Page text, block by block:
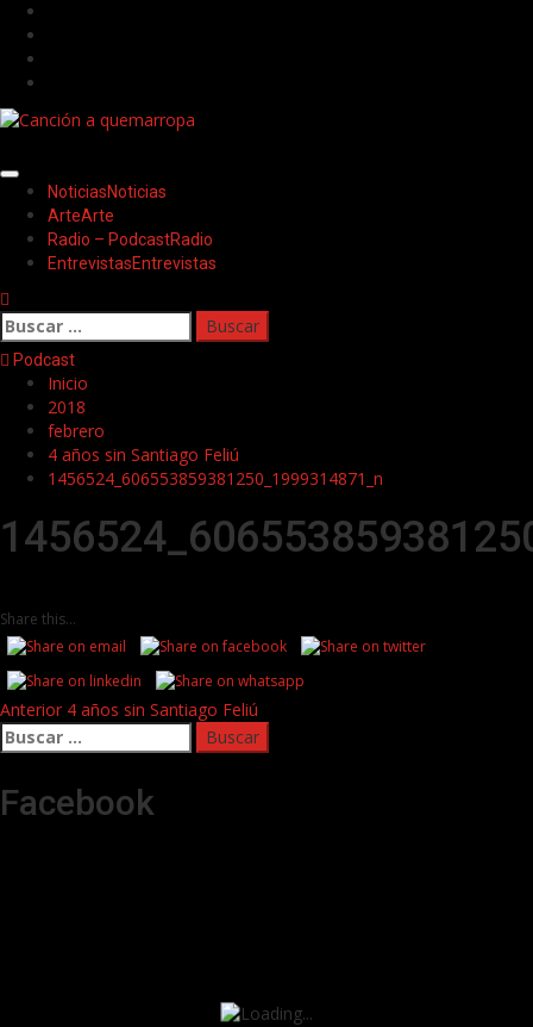
Saltar
contenido
Menú
principal
NoticiasNoticias
ArteArte
Radio – PodcastRadio
EntrevistasEntrevistas
Buscar:
Podcast
Inicio
2018
febrero
4 años sin Santiago Feliú
1456524_606553859381250_1999314871_n
Share this...
Post
navigation
Anterior 4 años sin Santiago Feliú
Buscar:
Facebook